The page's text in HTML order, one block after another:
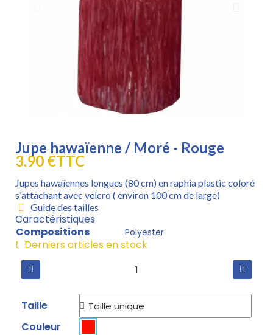
Jupe hawaïenne / Moré - Rouge
3,90 €TTC
Jupes hawaïennes longues (80 cm) en raphia plastic coloré
s'attachant avec velcro ( environ 100 cm de large)
Guide des tailles
Caractéristiques
Compositions
Polyester
Derniers articles en stock
Taille
Couleur